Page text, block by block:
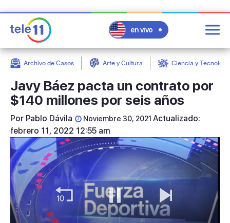
en vivo
Archivo de Casos Arte y Cultura Ciencia y
Javy Báez pacta un contrato por
$140 millones por seis años
Por Pablo Dávila Noviembre 30, 2021 Actualizado:
febrero 11, 2022 12:55 am
post